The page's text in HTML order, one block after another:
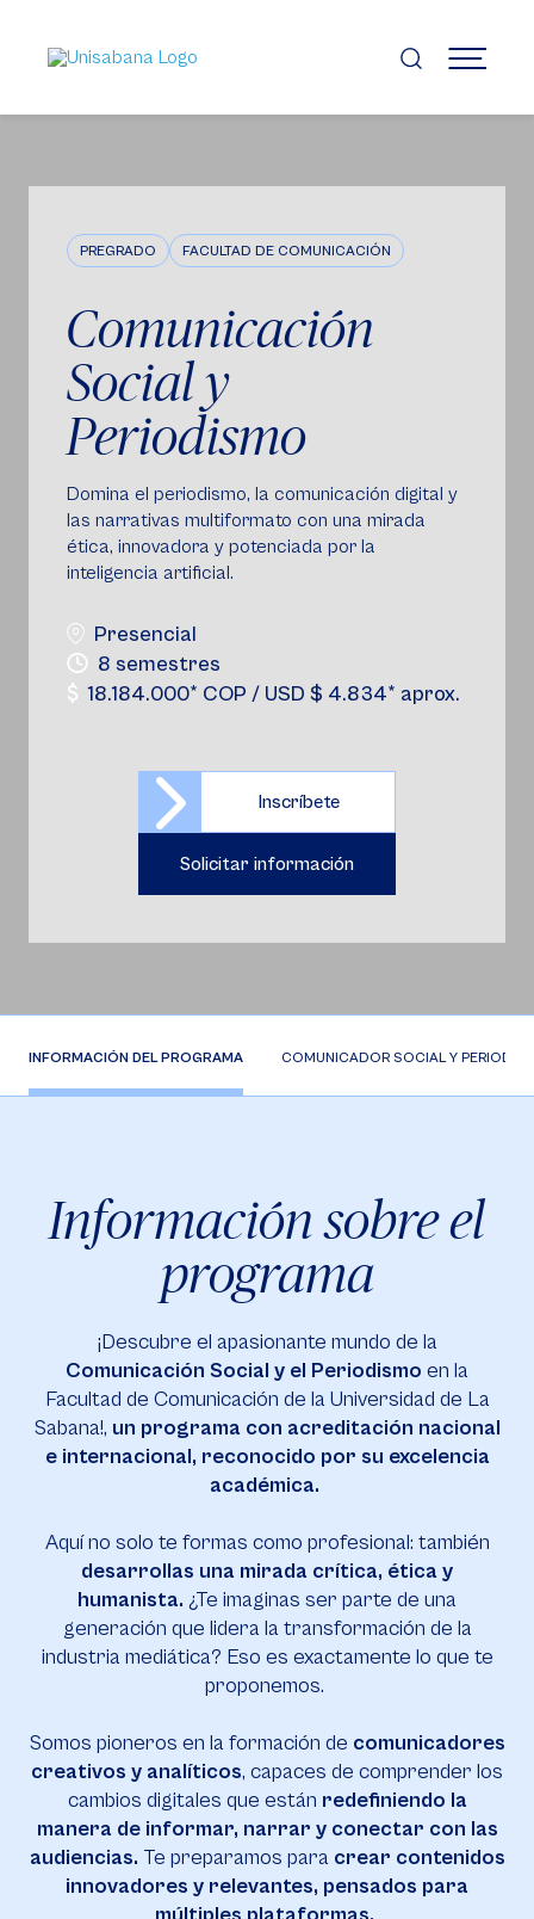
contenido
principal
MENÚ
PREGRADO FACULTAD DE COMUNICACIÓN
Comunicación
Social y
Periodismo
Domina el periodismo, la comunicación digital y
las narrativas multiformato con una mirada
ética, innovadora y potenciada por la
inteligencia artificial.
8 semestres
Presencial
18.184.000* COP / USD $ 4.834* aprox.
Inscríbete
Solicitar información
INFORMACIÓN DEL PROGRAMA COMUNICADOR SOCIAL Y
Información sobre el
programa
¡Descubre el apasionante mundo de la
Comunicación Social y el Periodismo en la
Facultad de Comunicación de la Universidad de La
Sabana!, un programa con acreditación nacional
e internacional, reconocido por su excelencia
académica.
Aquí no solo te formas como profesional: también
desarrollas una mirada crítica, ética y
humanista. ¿Te imaginas ser parte de una
generación que lidera la transformación de la
industria mediática? Eso es exactamente lo que te
proponemos.
Somos pioneros en la formación de comunicadores
creativos y analíticos, capaces de comprender los
cambios digitales que están redefiniendo la
manera de informar, narrar y conectar con las
audiencias. Te preparamos para crear contenidos
innovadores y relevantes, pensados para